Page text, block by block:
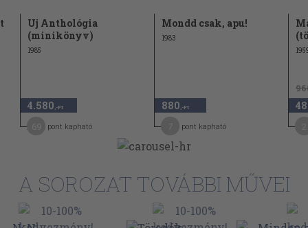
Uj Anthológia
(minikönyv)
1985
4.580 ,-Ft
pont kapható
Mondd csak, apu!
1983
880 ,-Ft
pont kapható
A SOROZAT TOVÁBBI MŰVEI